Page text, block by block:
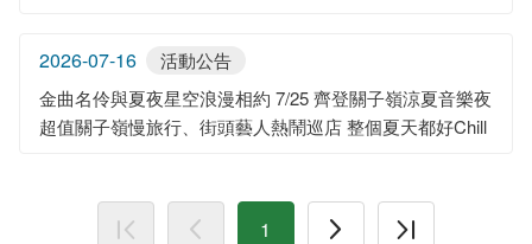
2026-07-16
活動公告
金曲名伶與夏夜星空浪漫相約 7/25 齊登關子嶺涼夏音樂夜
超值關子嶺慢旅行、街頭藝人熱鬧巡店 整個夏天都好Chill
1